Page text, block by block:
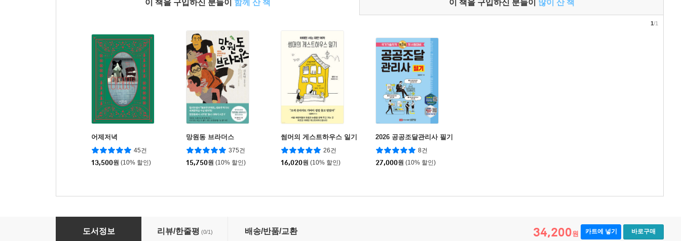
이 책을 구입하신 분들이 함께 산 책 이 책을 구입하신 분들이 많이 산 책
어제저녁
45건
13,500원 (10% 할인)
망원동 브라더스
375건
15,750원 (10% 할인)
썸머의 게스트하우스 일기
26건
16,020원 (10% 할인)
2026 공공조달관리사 필기
8건
27,000원 (10% 할인)
1/1
2026 건기원 공공조달관리사 필기
도서정보 리뷰/한줄평 (0/1) 배송/반품/교환 34,200원 카트에 넣기 바로구매